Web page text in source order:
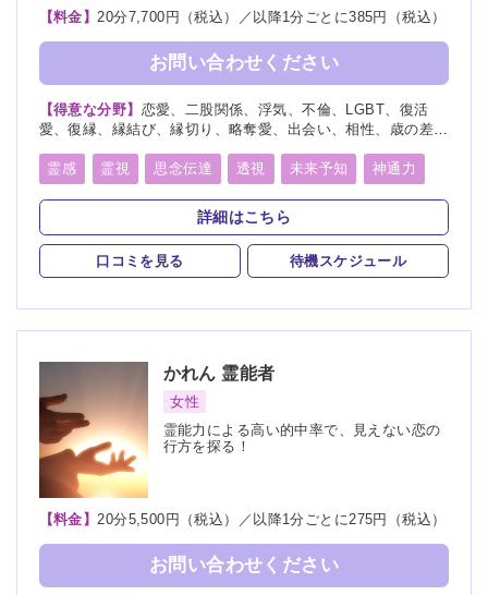
【料金】 20分7,700円（税込）／以降1分ごとに385円（税込）
お問い合わせください
【得意な分野】 恋愛、二股関係、浮気、不倫、LGBT、復活
愛、復縁、縁結び、縁切り、略奪愛、出会い、相性、歳の差、
児、教育、介護、進路、学業、受験、就職、適職、仕事、転
職、経営、人間関係、健康、金運、引越し、開運、故人、生
霊、相手の気持ち、人探し、物探し
霊感 霊視 思念伝達 透視 未来予知 神通力
守護霊 縁結び 縁切り 除霊 祈願
詳細はこちら
口コミを見る 待機スケジュール
かれん 霊能者
女性
霊能力による高い的中率で、見えない恋の
行方を探る！
【料金】 20分5,500円（税込）／以降1分ごとに275円（税込）
お問い合わせください